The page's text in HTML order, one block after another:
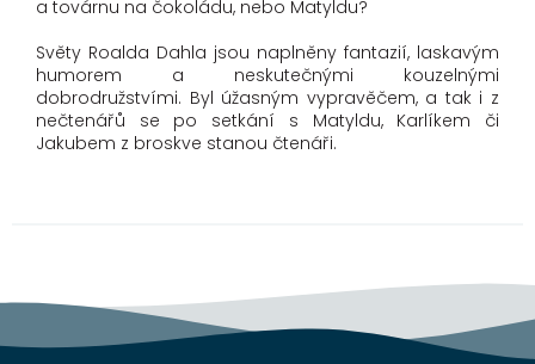
a továrnu na čokoládu, nebo Matyldu?
Světy Roalda Dahla jsou naplněny fantazií, laskavým
humorem a neskutečnými kouzelnými
dobrodružstvími. Byl úžasným vypravěčem, a tak i z
nečtenářů se po setkání s Matyldu, Karlíkem či
Jakubem z broskve stanou čtenáři.